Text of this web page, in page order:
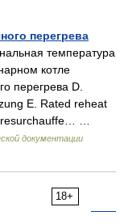
перегрева
температура
котле
перегрева D.
E. Rated reheat
resurchauffe… …
документации
18+